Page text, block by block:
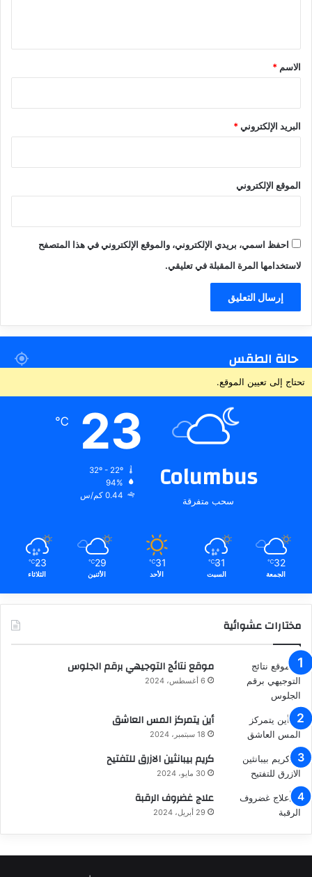
*
الاسم *
البريد الإلكتروني*
الموقع الإلكتروني
احفظ اسمي، بريدي الإلكتروني، والموقع الإلكتروني في هذا المتصفح
لاستخدامها المرة المقبلة في تعليقي.
حالة الطقس
تحتاج إلى تعيين الموقع.
Columbus
سحب متفرقة
23
℃
94%
0.44 كم/س
32
℃
الجمعة
31
℃
السبت
31
℃
الأحد
29
℃
الأثنين
23
℃
الثلاثاء
مختارات عشوائية
موقع نتائج التوجيهي برقم الجلوس
6 أغسطس، 2024
أين يتمركز المس العاشق
18 سبتمبر، 2024
كريم بيبانثين الازرق للتفتيح
30 مايو، 2024
علاج غضروف الرقبة
29 أبريل، 2024